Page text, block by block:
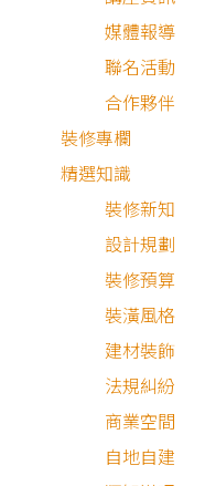
媒體報導
聯名活動
合作夥伴
裝修專欄
精選知識
裝修新知
設計規劃
裝修預算
裝潢風格
建材裝飾
法規糾紛
商業空間
自地自建
2026.06.02
鋪地板要多少錢？
2026.05.05
衛浴管線漏水？